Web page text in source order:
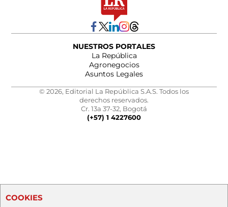
NUESTROS PORTALES
La República
Agronegocios
Asuntos Legales
© 2026, Editorial La República S.A.S. Todos los
derechos reservados.
Cr. 13a 37-32, Bogotá
(+57) 1 4227600
COOKIES